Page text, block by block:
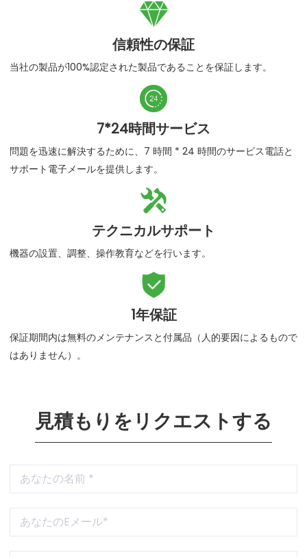

信頼性の保証
当社の製品が100%認定された製品であることを保証します。

7*24時間サービス
問題を迅速に解決するために、7 時間 * 24 時間のサービス電話と
サポート電子メールを提供します。

テクニカルサポート
機器の設置、調整、操作教育などを行います。

1年保証
保証期間内は無料のメンテナンスと付属品（人的要因によるもので
はありません）。
見積もりをリクエストする